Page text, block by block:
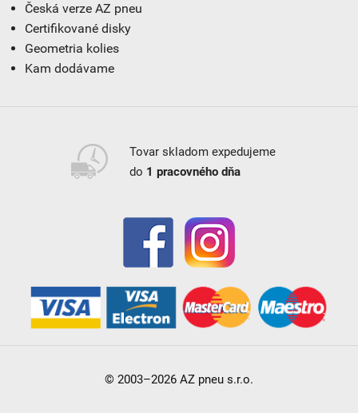
Česká verze AZ pneu
Certifikované disky
Geometria kolies
Kam dodávame
Tovar skladom expedujeme
do 1 pracovného dňa
© 2003–2026 AZ pneu s.r.o.